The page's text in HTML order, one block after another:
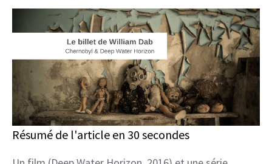
Résumé de l'article en 30 secondes